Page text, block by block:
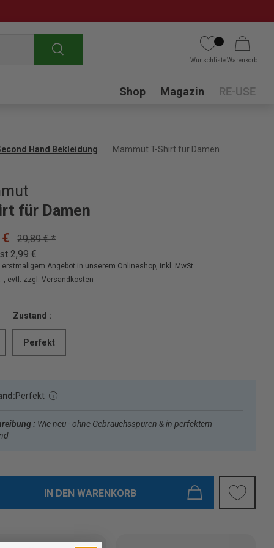
Suchen
WunschlisteWarenkorb
Submenu
Shop Magazin RE-USE
Hand Bekleidung Mammut T-Shirt für Damen
für Damen
29,89 € *
2,99 €
erstmaligem Angebot in unserem Onlineshop, inkl. MwSt.
, evtl. zzgl.Versandkosten
Zustand :
Perfekt
Perfekt
: Wie neu - ohne Gebrauchsspuren & in perfektem
IN DEN WARENKORB